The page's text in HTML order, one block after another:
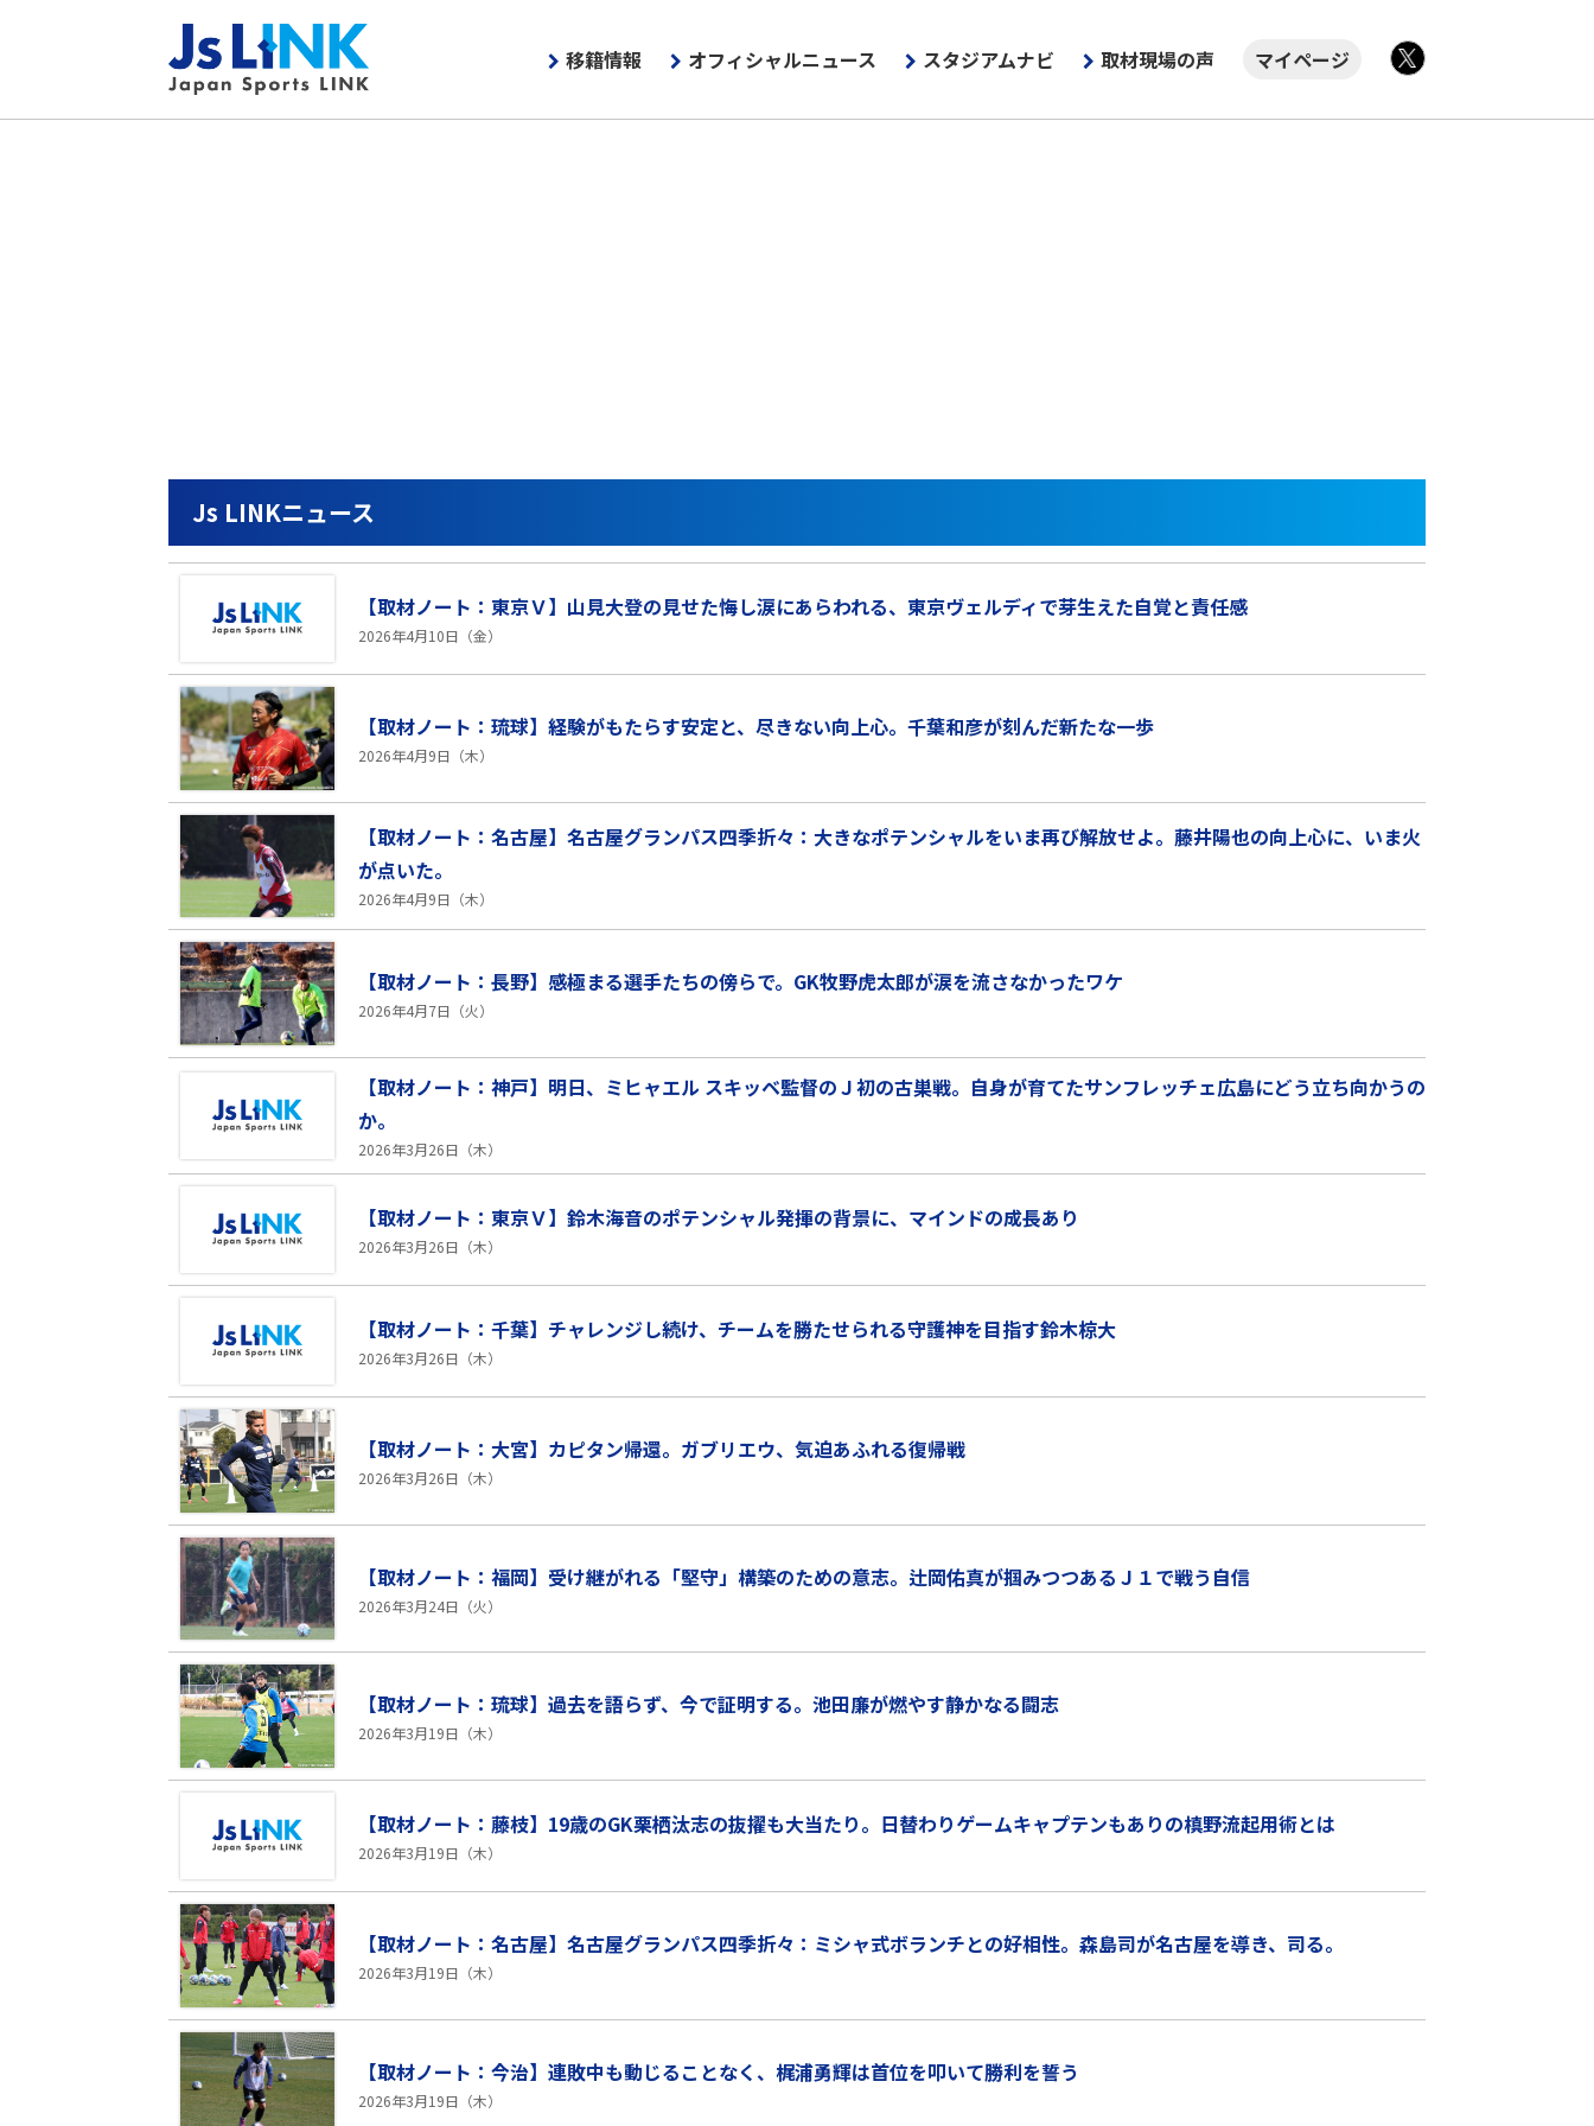
移籍情報 オフィシャルニュース スタジアムナビ 取材現場の声
マイページ
Js LINKニュース
【取材ノート：東京Ｖ】山見大登の見せた悔し涙にあらわれる、東京ヴェルディで芽生えた自覚と責任感
2026年4月10日（金）
【取材ノート：琉球】経験がもたらす安定と、尽きない向上心。千葉和彦が刻んだ新たな一歩
2026年4月9日（木）
【取材ノート：名古屋】名古屋グランパス四季折々：大きなポテンシャルをいま再び解放せよ。藤井陽也の向上心に、いま火
が点いた。
2026年4月9日（木）
【取材ノート：長野】感極まる選手たちの傍らで。GK牧野虎太郎が涙を流さなかったワケ
2026年4月7日（火）
【取材ノート：神戸】明日、ミヒャエル スキッベ監督のＪ初の古巣戦。自身が育てたサンフレッチェ広島にどう立ち向かうの
か。
2026年3月26日（木）
【取材ノート：東京Ｖ】鈴木海音のポテンシャル発揮の背景に、マインドの成長あり
2026年3月26日（木）
【取材ノート：千葉】チャレンジし続け、チームを勝たせられる守護神を目指す鈴木椋大
2026年3月26日（木）
【取材ノート：大宮】カピタン帰還。ガブリエウ、気迫あふれる復帰戦
2026年3月26日（木）
【取材ノート：福岡】受け継がれる「堅守」構築のための意志。辻岡佑真が掴みつつあるＪ１で戦う自信
2026年3月24日（火）
【取材ノート：琉球】過去を語らず、今で証明する。池田廉が燃やす静かなる闘志
2026年3月19日（木）
【取材ノート：藤枝】19歳のGK栗栖汰志の抜擢も大当たり。日替わりゲームキャプテンもありの槙野流起用術とは
2026年3月19日（木）
【取材ノート：名古屋】名古屋グランパス四季折々：ミシャ式ボランチとの好相性。森島司が名古屋を導き、司る。
2026年3月19日（木）
【取材ノート：今治】連敗中も動じることなく、梶浦勇輝は首位を叩いて勝利を誓う
2026年3月19日（木）